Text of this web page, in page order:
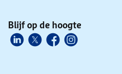
Blijf op de hoogte